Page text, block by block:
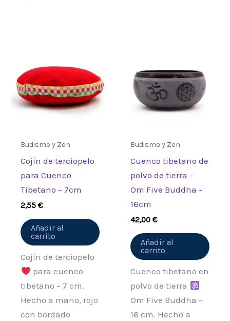
Budismo y Zen
Cojín de terciopelo
para Cuenco
Tibetano – 7cm
2,55€
Añadir al
carrito
Cojín de terciopelo
para cuenco
tibetano – 7 cm.
Hecho a mano, rojo
con bordado
Budismo y Zen
Cuenco tibetano de
polvo de tierra –
Om Five Buddha –
16cm
42,00€
Añadir al
carrito
Cuenco tibetano en
polvo de tierra
Om Five Buddha –
16 cm. Hecho a